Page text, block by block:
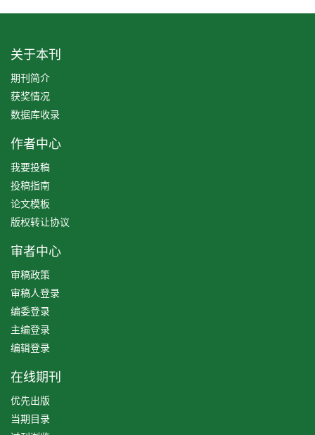
关于本刊
期刊简介
获奖情况
数据库收录
作者中心
我要投稿
投稿指南
论文模板
版权转让协议
审者中心
审稿政策
审稿人登录
编委登录
主编登录
编辑登录
在线期刊
优先出版
当期目录